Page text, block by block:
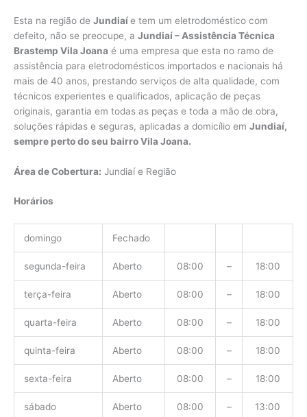
Esta na região de Jundiaíe tem um eletrodoméstico com
defeito, não se preocupe, a Jundiaí – Assistência Técnica
Brastemp Vila Joana é uma empresa que esta no ramo de
assistência para eletrodomésticos importados e nacionais há
mais de 40 anos, prestando serviços de alta qualidade, com
técnicos experientes e qualificados, aplicação de peças
originais, garantia em todas as peças e toda a mão de obra,
soluções rápidas e seguras, aplicadas a domicílio em Jundiaí,
sempre perto do seu bairro Vila Joana.
Área de Cobertura: Jundiaí e Região
Horários
domingo Fechado
segunda-feira Aberto 08:00 – 18:00
terça-feira Aberto 08:00 – 18:00
quarta-feira Aberto 08:00 – 18:00
quinta-feira Aberto 08:00 – 18:00
sexta-feira Aberto 08:00 – 18:00
sábado Aberto 08:00 – 13:00